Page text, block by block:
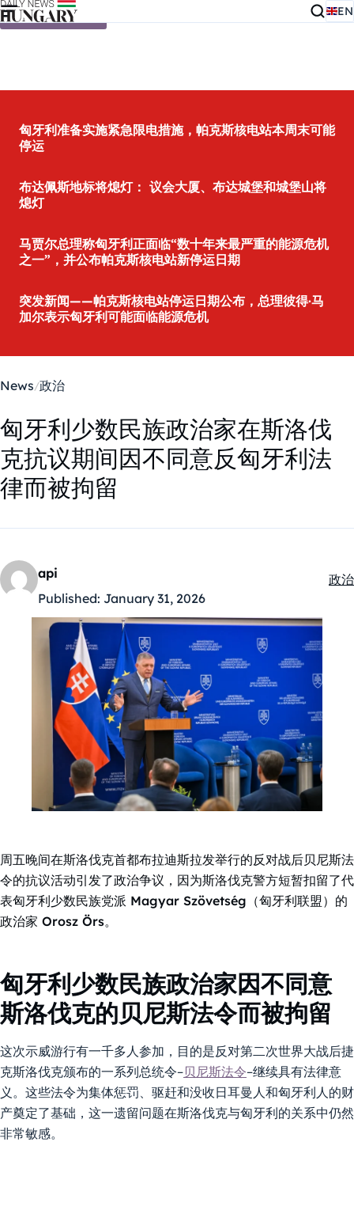
Skip to content EN
匈牙利准备实施紧急限电措施，帕克斯核电站本周末可能
停运
布达佩斯地标将熄灯： 议会大厦、布达城堡和城堡山将
熄灯
马贾尔总理称匈牙利正面临“数十年来最严重的能源危机
之一”，并公布帕克斯核电站新停运日期
突发新闻——帕克斯核电站停运日期公布，总理彼得·马
加尔表示匈牙利可能面临能源危机
News 政治
匈牙利少数民族政治家在斯洛伐
克抗议期间因不同意反匈牙利法
律而被拘留
api
Published: January 31, 2026
政治
周五晚间在斯洛伐克首都布拉迪斯拉发举行的反对战后贝尼斯法
令的抗议活动引发了政治争议，因为斯洛伐克警方短暂扣留了代
表匈牙利少数民族党派 Magyar Szövetség（匈牙利联盟）的
政治家 Orosz Örs。
匈牙利少数民族政治家因不同意
斯洛伐克的贝尼斯法令而被拘留
这次示威游行有一千多人参加，目的是反对第二次世界大战后捷
克斯洛伐克颁布的一系列总统令–贝尼斯法令–继续具有法律意
义。这些法令为集体惩罚、驱赶和没收日耳曼人和匈牙利人的财
产奠定了基础，这一遗留问题在斯洛伐克与匈牙利的关系中仍然
非常敏感。